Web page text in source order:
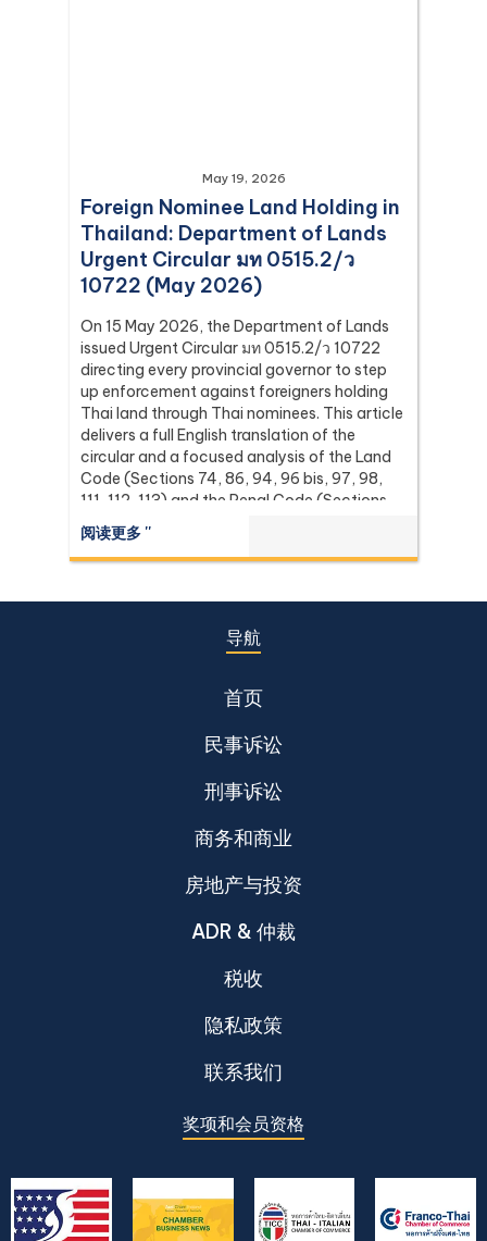
May 19, 2026
Foreign Nominee Land Holding in
Thailand: Department of Lands
Urgent Circular มท 0515.2/ว
10722 (May 2026)
On 15 May 2026, the Department of Lands
issued Urgent Circular มท 0515.2/ว 10722
directing every provincial governor to step
up enforcement against foreigners holding
Thai land through Thai nominees. This article
delivers a full English translation of the
circular and a focused analysis of the Land
Code (Sections 74, 86, 94, 96 bis, 97, 98,
111, 112, 113) and the Penal Code (Sections
137 and 267) it relies on, with the leading
Supreme Court (Dika) authorities including
Dika 344/2511, Dika 1038/2538, Dika
阅读更多 ''
导航
首页
民事诉讼
刑事诉讼
商务和商业
房地产与投资
ADR & 仲裁
税收
隐私政策
联系我们
奖项和会员资格